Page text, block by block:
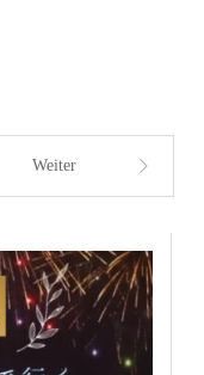
Weiter